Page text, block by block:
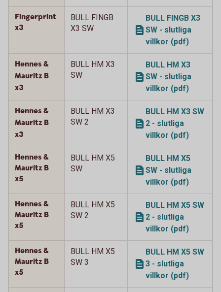
Fingerprint
x3
BULL FINGB
X3 SW
BULL FINGB X3
SW - slutliga
villkor (pdf)
Hennes &
Mauritz B
x3
BULL HM X3
SW
BULL HM X3
SW - slutliga
villkor (pdf)
Hennes &
Mauritz B
x3
BULL HM X3
SW 2
BULL HM X3 SW
2 - slutliga
villkor (pdf)
Hennes &
Mauritz B
x5
BULL HM X5
SW
BULL HM X5
SW - slutliga
villkor (pdf)
Hennes &
Mauritz B
x5
BULL HM X5
SW 2
BULL HM X5 SW
2 - slutliga
villkor (pdf)
Hennes &
Mauritz B
x5
BULL HM X5
SW 3
BULL HM X5 SW
3 - slutliga
villkor (pdf)